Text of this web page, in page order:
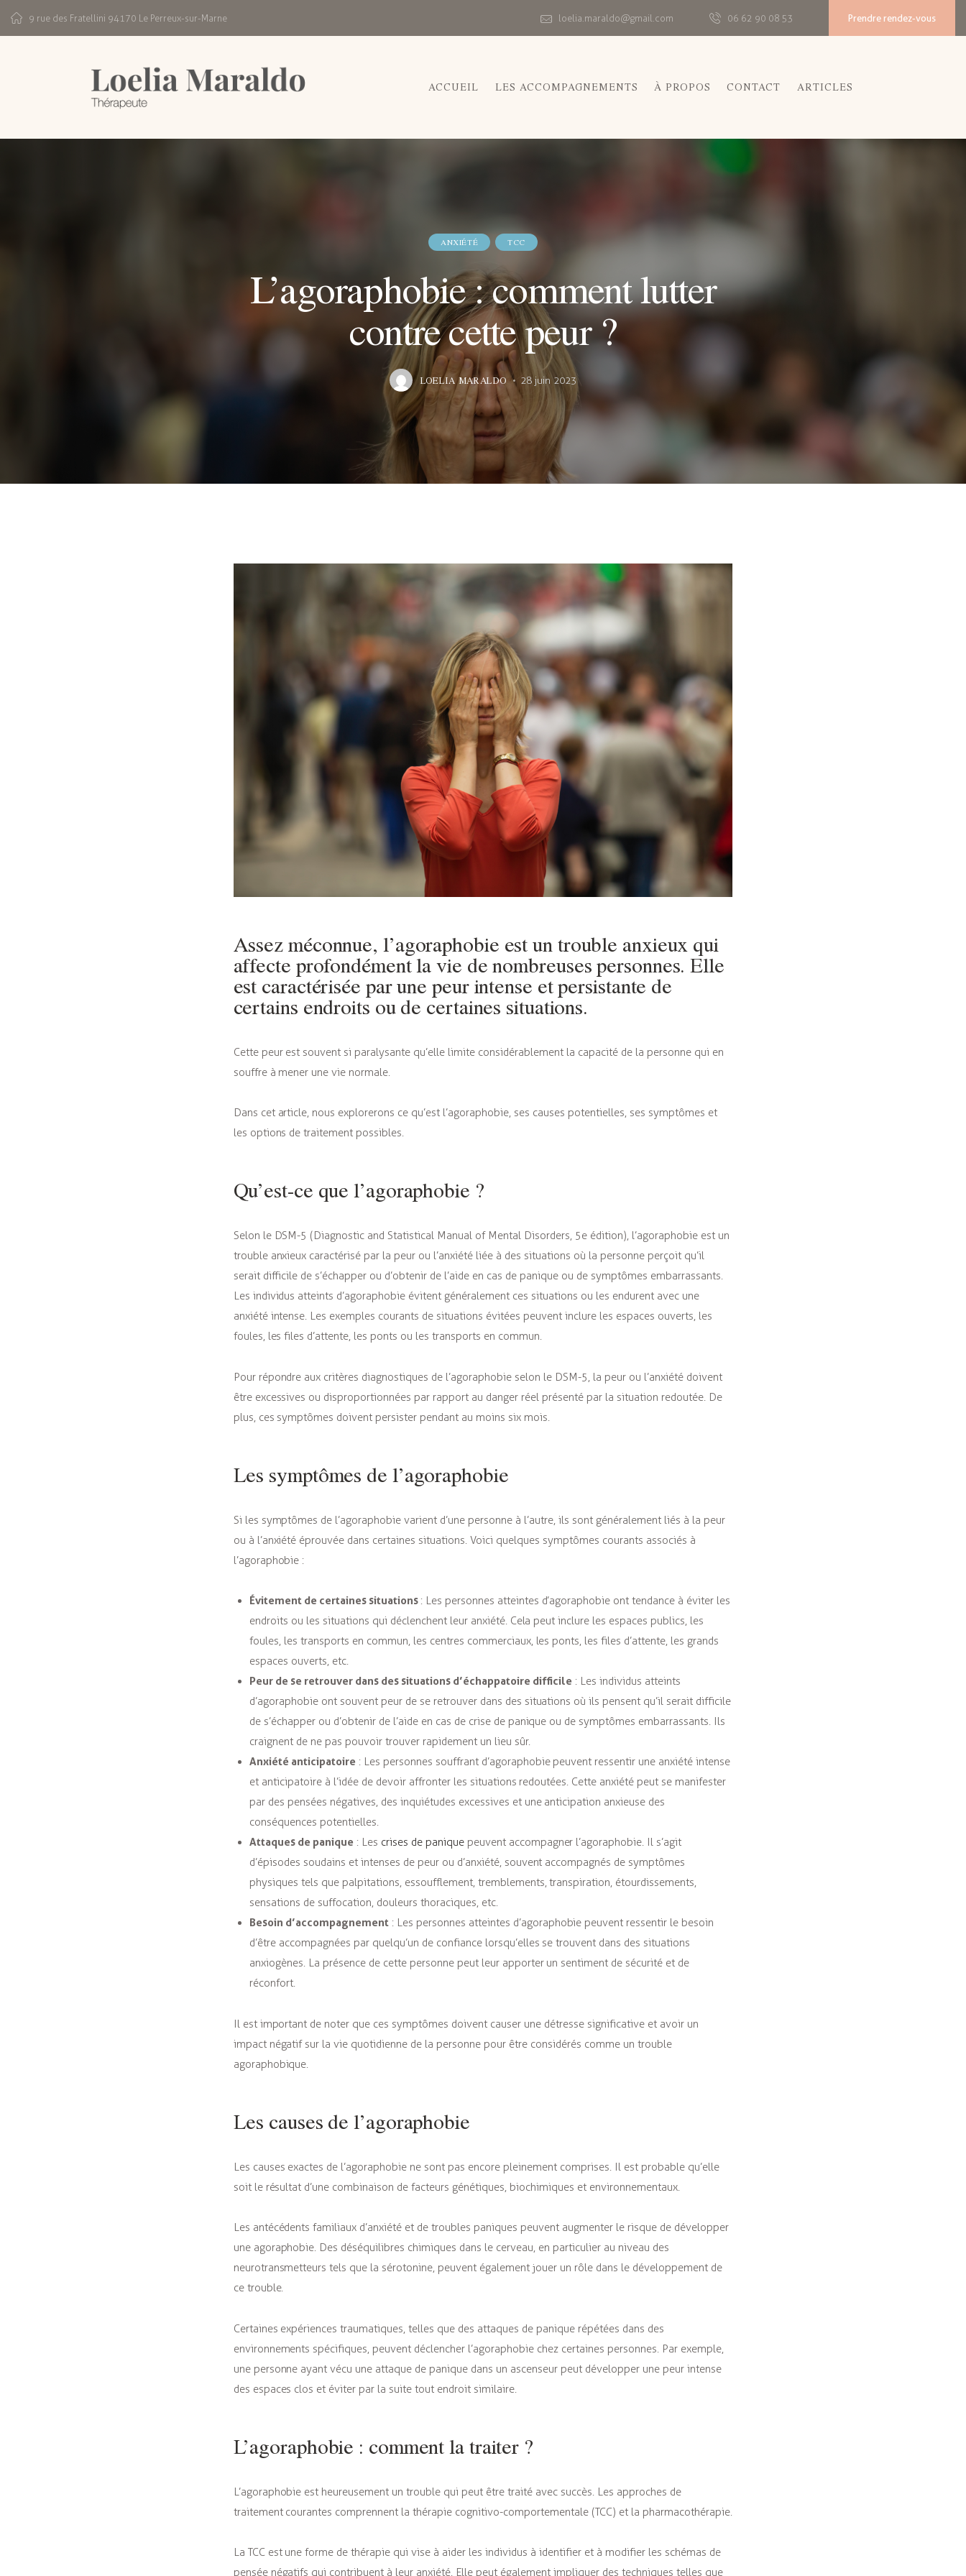
9 rue des Fratellini 94170 Le Perreux-sur-Marne loelia.maraldo@gmail.com 06 62 90 08 53 Prendre rendez-vous
ACCUEIL LES ACCOMPAGNEMENTS À PROPOS CONTACT ARTICLES
ANXIÉTÉ TCC
L’agoraphobie : comment lutter
contre cette peur ?
LOELIA MARALDO 28 juin 2023
Assez méconnue, l’agoraphobie est un trouble anxieux qui
affecte profondément la vie de nombreuses personnes. Elle
est caractérisée par une peur intense et persistante de
certains endroits ou de certaines situations.
Cette peur est souvent si paralysante qu’elle limite considérablement la capacité de la personne qui en
souffre à mener une vie normale.
Dans cet article, nous explorerons ce qu’est l’agoraphobie, ses causes potentielles, ses symptômes et
les options de traitement possibles.
Qu’est-ce que l’agoraphobie ?
Selon le DSM-5 (Diagnostic and Statistical Manual of Mental Disorders, 5e édition), l’agoraphobie est un
trouble anxieux caractérisé par la peur ou l’anxiété liée à des situations où la personne perçoit qu’il
serait difficile de s’échapper ou d’obtenir de l’aide en cas de panique ou de symptômes embarrassants.
Les individus atteints d’agoraphobie évitent généralement ces situations ou les endurent avec une
anxiété intense. Les exemples courants de situations évitées peuvent inclure les espaces ouverts, les
foules, les files d’attente, les ponts ou les transports en commun.
Pour répondre aux critères diagnostiques de l’agoraphobie selon le DSM-5, la peur ou l’anxiété doivent
être excessives ou disproportionnées par rapport au danger réel présenté par la situation redoutée. De
plus, ces symptômes doivent persister pendant au moins six mois.
Les symptômes de l’agoraphobie
Si les symptômes de l’agoraphobie varient d’une personne à l’autre, ils sont généralement liés à la peur
ou à l’anxiété éprouvée dans certaines situations. Voici quelques symptômes courants associés à
l’agoraphobie :
Évitement de certaines situations : Les personnes atteintes d’agoraphobie ont tendance à éviter les
endroits ou les situations qui déclenchent leur anxiété. Cela peut inclure les espaces publics, les
foules, les transports en commun, les centres commerciaux, les ponts, les files d’attente, les grands
espaces ouverts, etc.
Peur de se retrouver dans des situations d’échappatoire difficile : Les individus atteints
d’agoraphobie ont souvent peur de se retrouver dans des situations où ils pensent qu’il serait difficile
de s’échapper ou d’obtenir de l’aide en cas de crise de panique ou de symptômes embarrassants. Ils
craignent de ne pas pouvoir trouver rapidement un lieu sûr.
Anxiété anticipatoire : Les personnes souffrant d’agoraphobie peuvent ressentir une anxiété intense
et anticipatoire à l’idée de devoir affronter les situations redoutées. Cette anxiété peut se manifester
par des pensées négatives, des inquiétudes excessives et une anticipation anxieuse des
conséquences potentielles.
Attaques de panique : Les crises de paniquepeuvent accompagner l’agoraphobie. Il s’agit
d’épisodes soudains et intenses de peur ou d’anxiété, souvent accompagnés desymptômes
physiques tels que palpitations, essoufflement, tremblements, transpiration, étourdissements,
sensations de suffocation, douleurs thoraciques, etc.
Besoin d’accompagnement: Les personnes atteintes d’agoraphobie peuvent ressentir le besoin
d’être accompagnées par quelqu’un de confiance lorsqu’elles se trouvent dans des situations
anxiogènes. La présence de cette personne peut leur apporter un sentiment de sécurité et de
réconfort.
Il est important de noter que ces symptômes doivent causer une détresse significative et avoir un
impact négatif sur la vie quotidienne de la personne pour être considérés comme un trouble
agoraphobique.
Les causes de l’agoraphobie
Les causes exactes de l’agoraphobie ne sont pas encore pleinement comprises. Il est probable qu’elle
soit le résultat d’une combinaison de facteurs génétiques, biochimiques et environnementaux.
Les antécédents familiaux d’anxiété et de troubles paniques peuvent augmenter le risque de développer
une agoraphobie. Des déséquilibres chimiques dans le cerveau, en particulier au niveau des
neurotransmetteurs tels que la sérotonine, peuvent également jouer un rôle dans le développement de
ce trouble.
Certaines expériences traumatiques, telles que des attaques de panique répétées dans des
environnements spécifiques, peuvent déclencher l’agoraphobie chez certaines personnes. Par exemple,
une personne ayant vécu une attaque de panique dans un ascenseur peut développer une peur intense
des espaces clos et éviter par la suite tout endroit similaire.
L’agoraphobie : comment la traiter ?
L’agoraphobie est heureusement un trouble qui peut être traité avec succès. Les approches de
traitement courantes comprennent la thérapie cognitivo-comportementale (TCC) et la pharmacothérapie.
La TCC est une forme de thérapie qui vise à aider les individus à identifier et à modifier les schémas de
pensée négatifs qui contribuent à leur anxiété. Elle peut également impliquer des techniques telles que